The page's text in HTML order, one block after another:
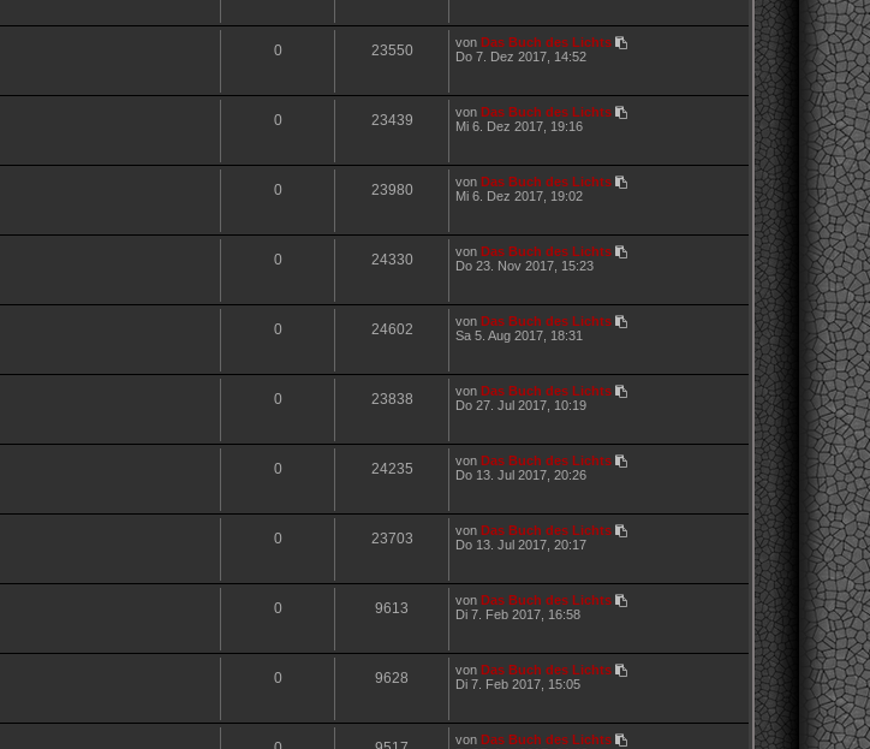
0 23550 von Das Buch des Lichts
Do 7. Dez 2017, 14:52
0 23439 von Das Buch des Lichts
Mi 6. Dez 2017, 19:16
0 23980 von Das Buch des Lichts
Mi 6. Dez 2017, 19:02
0 24330 von Das Buch des Lichts
Do 23. Nov 2017, 15:23
0 24602 von Das Buch des Lichts
Sa 5. Aug 2017, 18:31
0 23838 von Das Buch des Lichts
Do 27. Jul 2017, 10:19
0 24235 von Das Buch des Lichts
Do 13. Jul 2017, 20:26
0 23703 von Das Buch des Lichts
Do 13. Jul 2017, 20:17
0 9613 von Das Buch des Lichts
Di 7. Feb 2017, 16:58
0 9628 von Das Buch des Lichts
Di 7. Feb 2017, 15:05
von Das Buch des Lichts